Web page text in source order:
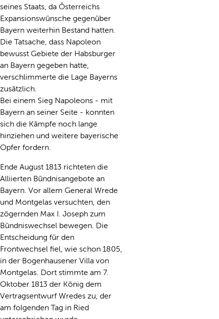
seines Staats, da Österreichs
Expansionswünsche gegenüber
Bayern weiterhin Bestand hatten.
Die Tatsache, dass Napoleon
bewusst Gebiete der Habsburger
an Bayern gegeben hatte,
verschlimmerte die Lage Bayerns
zusätzlich.
Bei einem Sieg Napoleons - mit
Bayern an seiner Seite - konnten
sich die Kämpfe noch lange
hinziehen und weitere bayerische
Opfer fordern.
Ende August 1813 richteten die
Alliierten Bündnisangebote an
Bayern. Vor allem General Wrede
und Montgelas versuchten, den
zögernden Max I. Joseph zum
Bündniswechsel bewegen. Die
Entscheidung für den
Frontwechsel fiel, wie schon 1805,
in der Bogenhausener Villa von
Montgelas. Dort stimmte am 7.
Oktober 1813 der König dem
Vertragsentwurf Wredes zu, der
am folgenden Tag in Ried